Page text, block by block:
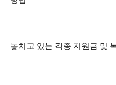
놓치고 있는 각종 지원금 및